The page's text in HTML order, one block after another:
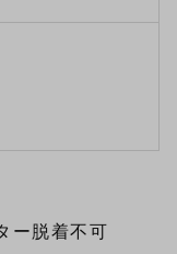
ー脱着不可